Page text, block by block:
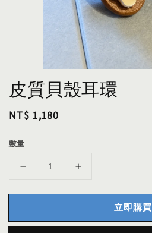
皮質貝殼耳環
Regular
NT$ 1,180
數量
立即購買